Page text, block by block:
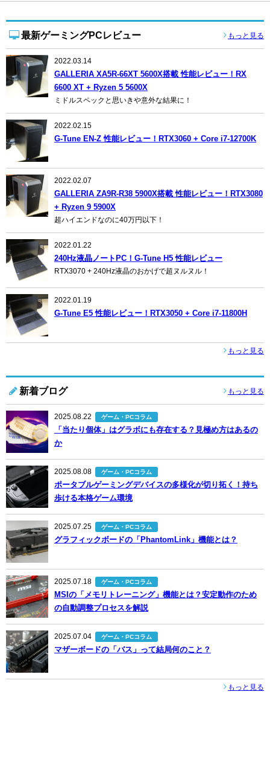
最新ゲーミングPCレビュー もっと見る
2022.03.14
GALLERIA XA5R-66XT 5600X搭載 性能レビュー！RX
6600 XT + Ryzen 5 5600X
ミドルスペックと思いきや意外な結果に！
2022.02.15
G-Tune EN-Z 性能レビュー！RTX3060 + Core i7-12700K
2022.02.07
GALLERIA ZA9R-R38 5900X搭載 性能レビュー！RTX3080
+ Ryzen 9 5900X
超ハイエンドなのに40万円以下！
2022.01.22
240Hz液晶ノートPC！G-Tune H5 性能レビュー
RTX3070 + 240Hz液晶のおかげで超ヌルヌル！
2022.01.19
G-Tune E5 性能レビュー！RTX3050 + Core i7-11800H
もっと見る
新着ブログ もっと見る
2025.08.22 ゲーム・PCコラム
「当たり個体」はグラボにも存在する？見極め方はあるの
か
2025.08.08 ゲーム・PCコラム
ポータブルゲーミングデバイスの多様化が切り拓く！持ち
歩ける本格ゲーム環境
2025.07.25 ゲーム・PCコラム
グラフィックボードの「PhantomLink」機能とは？
2025.07.18 ゲーム・PCコラム
MSIの「メモリトレーニング」機能とは？安定動作のため
の自動調整プロセスを解説
2025.07.04 ゲーム・PCコラム
マザーボードの「バス」って結局何のこと？
もっと見る